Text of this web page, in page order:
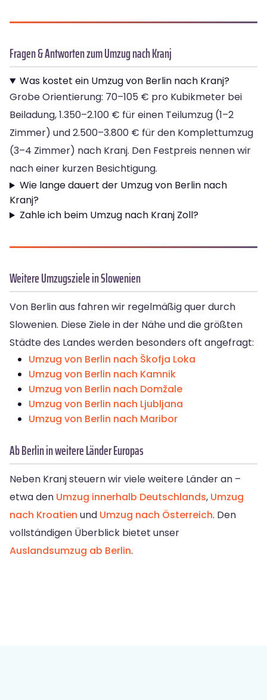
Fragen & Antworten zum Umzug nach Kranj
Was kostet ein Umzug von Berlin nach Kranj?
Grobe Orientierung: 70–105 € pro Kubikmeter bei
Beiladung, 1.350–2.100 € für einen Teilumzug (1–2
Zimmer) und 2.500–3.800 € für den Komplettumzug
(3–4 Zimmer) nach Kranj. Den Festpreis nennen wir
nach einer kurzen Besichtigung.
Wie lange dauert der Umzug von Berlin nach
Kranj?
Zahle ich beim Umzug nach Kranj Zoll?
Weitere Umzugsziele in Slowenien
Von Berlin aus fahren wir regelmäßig quer durch
Slowenien. Diese Ziele in der Nähe und die größten
Städte des Landes werden besonders oft angefragt:
Umzug von Berlin nach Škofja Loka
Umzug von Berlin nach Kamnik
Umzug von Berlin nach Domžale
Umzug von Berlin nach Ljubljana
Umzug von Berlin nach Maribor
Ab Berlin in weitere Länder Europas
Neben Kranj steuern wir viele weitere Länder an –
etwa den Umzug innerhalb Deutschlands, Umzug
nach Kroatien und Umzug nach Österreich. Den
vollständigen Überblick bietet unser
Auslandsumzug ab Berlin.